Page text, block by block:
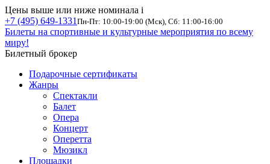
Цены выше или ниже номинала i
+7 (495) 649-1331 Пн-Пт: 10:00-19:00 (Мск), Сб: 11:00-16:00
Билеты на спортивные и культурные мероприятия по всему
миру!
Билетный брокер
Подарочные сертификаты
Жанры
Спектакли
Балет
Опера
Концерт
Оперетта
Мюзикл
Площадки